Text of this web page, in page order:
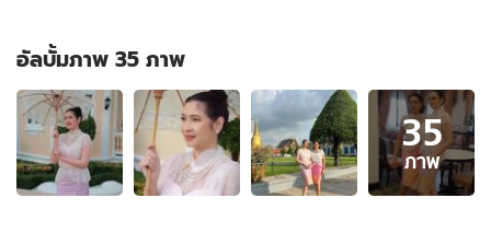
อัลบั้มภาพ 35 ภาพ
อัลบั้ม
ภาพ
35
ภาพ
ของ
35
ภาพ